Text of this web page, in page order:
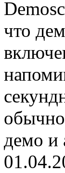
что
демо и